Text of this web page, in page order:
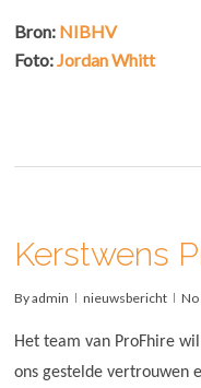
Bron: NIBHV
Foto:Jordan Whitt
Kerstwens
Byadmin nieuwsbericht
Het team van ProFhire
ons gestelde vertrouwen